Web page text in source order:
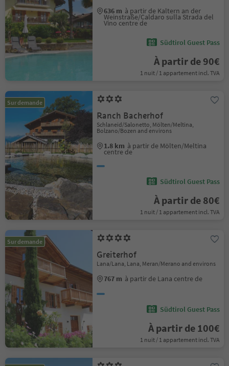
636 m à partir de Kaltern an der
Weinstraße/Caldaro sulla Strada del
Vino centre de
Südtirol Guest Pass
À partir de 90€
1 nuit / 1 appartement incl. TVA
Sur demande
Ranch Bacherhof
Schlaneid/Salonetto, Mölten/Meltina,
Bolzano/Bozen and environs
1.8 km à partir de Mölten/Meltina
centre de
Südtirol Guest Pass
À partir de 80€
1 nuit / 1 appartement incl. TVA
Sur demande
Greiterhof
Lana/Lana, Lana, Meran/Merano and environs
767 m à partir de Lana centre de
Südtirol Guest Pass
À partir de 100€
1 nuit / 1 appartement incl. TVA